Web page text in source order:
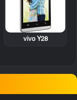
vivo Y28